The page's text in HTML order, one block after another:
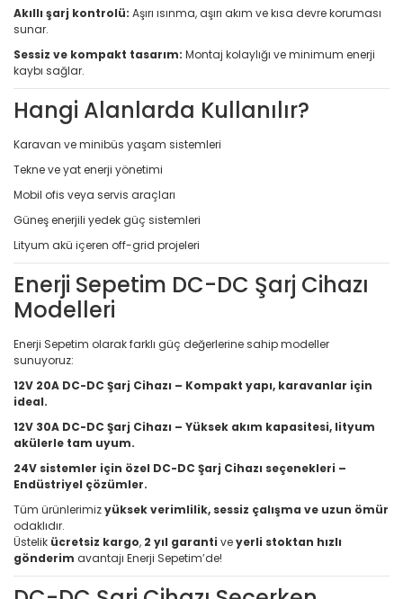
Akıllı şarj kontrolü: Aşırı ısınma, aşırı akım ve kısa devre koruması
sunar.
Sessiz ve kompakt tasarım: Montaj kolaylığı ve minimum enerji
kaybı sağlar.
Hangi Alanlarda Kullanılır?
Karavan ve minibüs yaşam sistemleri
Tekne ve yat enerji yönetimi
Mobil ofis veya servis araçları
Güneş enerjili yedek güç sistemleri
Lityum akü içeren off-grid projeleri
Enerji Sepetim DC-DC Şarj Cihazı
Modelleri
Enerji Sepetim olarak farklı güç değerlerine sahip modeller
sunuyoruz:
12V 20A DC-DC Şarj Cihazı – Kompakt yapı, karavanlar için
ideal.
12V 30A DC-DC Şarj Cihazı – Yüksek akım kapasitesi, lityum
akülerle tam uyum.
24V sistemler için özel DC-DC Şarj Cihazı seçenekleri –
Endüstriyel çözümler.
Tüm ürünlerimizyüksek verimlilik, sessiz çalışma ve uzun ömür
odaklıdır.
Üstelik ücretsiz kargo, 2 yıl garanti veyerli stoktan hızlı
gönderim avantajı Enerji Sepetim’de!